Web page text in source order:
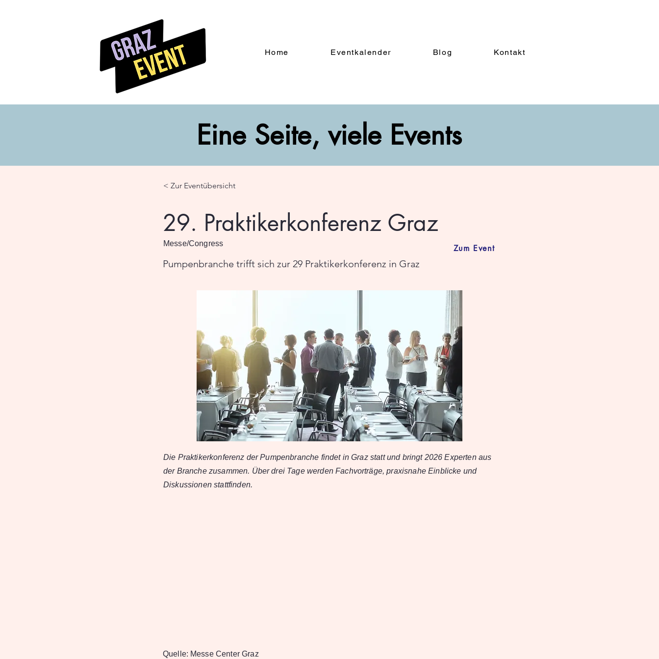
Home Eventkalender Blog Kontakt
Eine Seite, viele Events
< Zur Eventübersicht
29. Praktikerkonferenz Graz
Messe/Congress
Pumpenbranche trifft sich zur 29 Praktikerkonferenz in Graz
Zum Event
Die Praktikerkonferenz der Pumpenbranche findet in Graz statt und bringt 2026 Experten aus
der Branche zusammen. Über drei Tage werden Fachvorträge, praxisnahe Einblicke und
Diskussionen stattfinden.
Quelle: Messe Center Graz